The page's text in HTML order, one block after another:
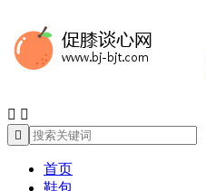
 

首页
鞋包